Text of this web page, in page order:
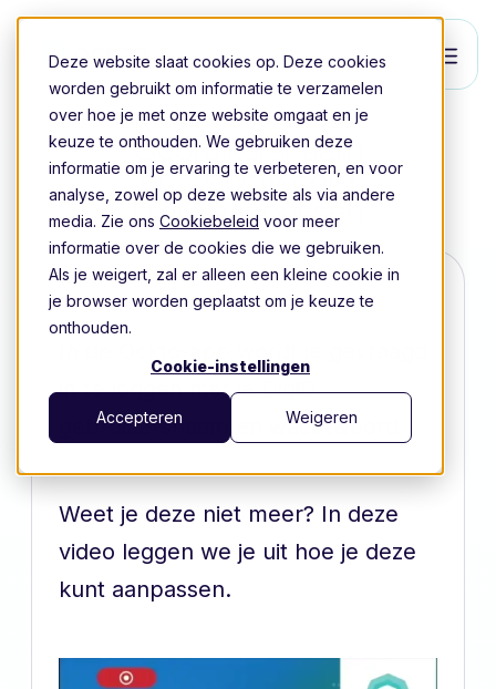
Deze website slaat cookies op. Deze cookies
worden gebruikt om informatie te verzamelen
over hoe je met onze website omgaat en je
keuze te onthouden. We gebruiken deze
informatie om je ervaring te verbeteren, en voor
analyse, zowel op deze website als via andere
media. Zie ons Cookiebeleid voor meer
informatie over de cookies die we gebruiken.
Als je weigert, zal er alleen een kleine cookie in
je browser worden geplaatst om je keuze te
onthouden.
Cookie-instellingen
Accepteren Weigeren
Gebruikersnaam
en wachtwoord
DigiD aanpassen
in te loggen met je DigiD
gebruikersnaam en wachtwoord.
Weet je deze niet meer? In deze
video leggen we je uit hoe je deze
kunt aanpassen.